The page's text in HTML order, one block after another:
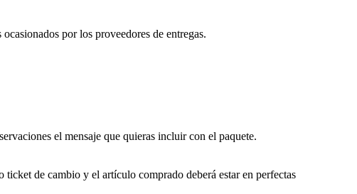
por los proveedores de entregas.
el mensaje que quieras incluir con el paquete.
de cambio y el artículo comprado deberá estar en perfectas